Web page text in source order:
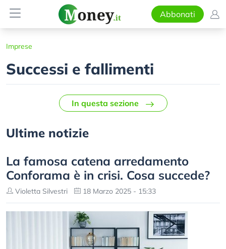
Abbonati
Imprese
Successi e fallimenti
In questa sezione
Ultime notizie
La famosa catena arredamento
Conforama è in crisi. Cosa succede?
Violetta Silvestri 18 Marzo 2025 - 15:33